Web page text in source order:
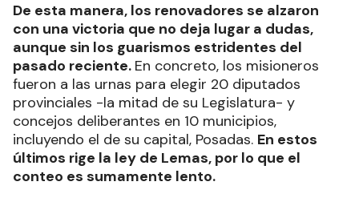
De esta manera, los renovadores se alzaron
con una victoria que no deja lugar a dudas,
aunque sin los guarismos estridentes del
pasado reciente. En concreto, los misioneros
fueron a las urnas para elegir 20 diputados
provinciales -la mitad de su Legislatura- y
concejos deliberantes en 10 municipios,
incluyendo el de su capital, Posadas. En estos
últimos rige la ley de Lemas, por lo que el
conteo es sumamente lento.